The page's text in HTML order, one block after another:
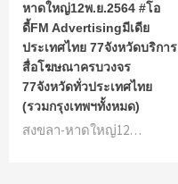
หาดใหญ่12พ.ย.2564 #โอ
ดี้FM Advertisingมีเดีย
ประเทศไทย 77จังหวัดบริการ
สื่อโฆษณาครบวงจร
77จังหวัดทั่วประเทศไทย
(รวมกรุงเทพฯทั้งหมด)
สงขลา-หาดใหญ่12…